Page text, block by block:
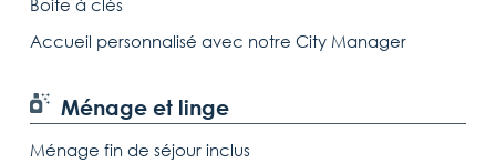
Boite à clés
Accueil personnalisé avec notre City Manager
Ménage et linge
Ménage fin de séjour inclus